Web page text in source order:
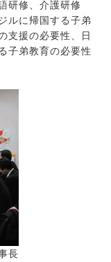
研修、介護研修
ルに帰国する子弟
支援の必要性、日
子弟教育の必要性
長